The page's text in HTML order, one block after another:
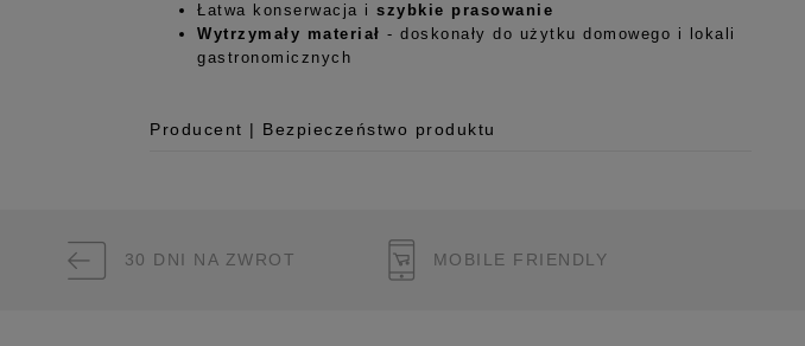
Łatwa konserwacja iszybkie prasowanie
Wytrzymały materiał - doskonały do użytku domowego i lokali
gastronomicznych
Producent | Bezpieczeństwo produktu
52-131 Iwiny, Polska
30 DNI NA ZWROT MOBILE FRIENDLY